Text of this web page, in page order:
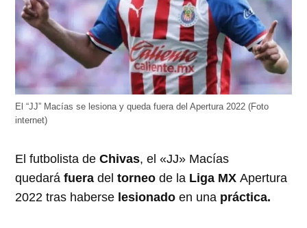
El “JJ” Macías se lesiona y queda fuera del Apertura 2022 (Foto
internet)
El futbolista deChivas, el «JJ» Macías
quedaráfuera del torneo de la Liga MX Apertura
2022 tras haberse lesionado en una práctica.